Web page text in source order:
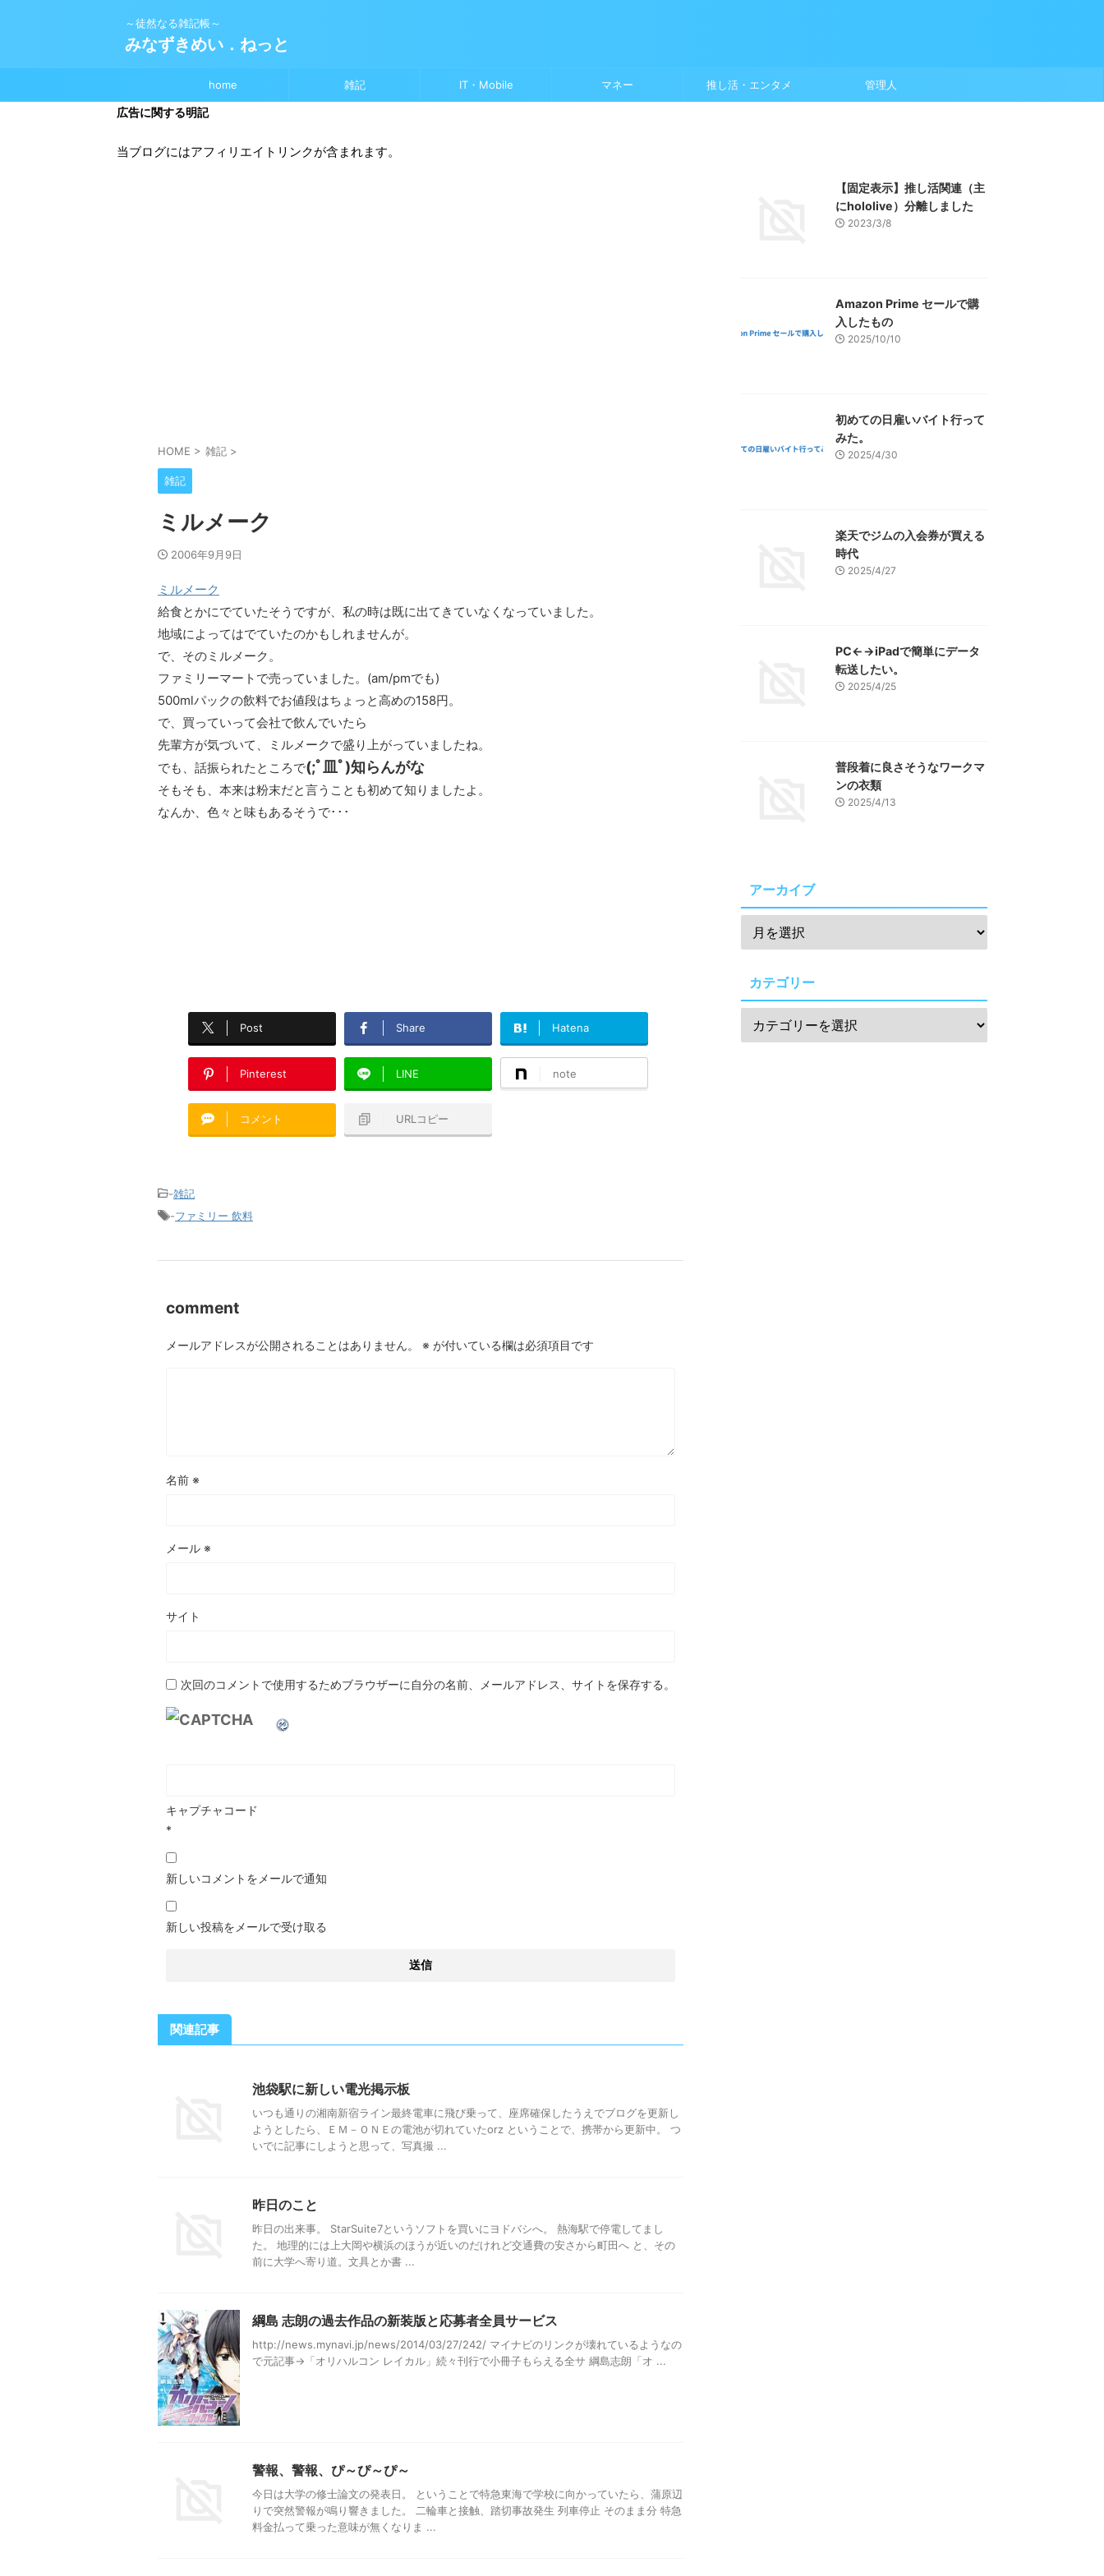
～徒然なる雑記帳～
みなずきめい．ねっと
home 雑記 IT・Mobile マネー 推し活・エンタメ 管理人
広告に関する明記
当ブログにはアフィリエイトリンクが含まれます。
HOME > 雑記 >
雑記
ミルメーク
2006年9月9日
ミルメーク
給食とかにでていたそうですが、私の時は既に出てきていなくなっていました。
地域によってはでていたのかもしれませんが。
で、そのミルメーク。
ファミリーマートで売っていました。(am/pmでも)
500mlパックの飲料でお値段はちょっと高めの158円。
で、買っていって会社で飲んでいたら
先輩方が気づいて、ミルメークで盛り上がっていましたね。
でも、話振られたところで(;ﾟ皿ﾟ)知らんがな
そもそも、本来は粉末だと言うことも初めて知りましたよ。
なんか、色々と味もあるそうで･･･
Post Share Hatena
Pinterest LINE note
コメント URLコピー
-雑記
-ファミリー 飲料
comment
メールアドレスが公開されることはありません。 ※ が付いている欄は必須項目です
名前 ※
メール ※
サイト
次回のコメントで使用するためブラウザーに自分の名前、メールアドレス、サイトを保存する。
キャプチャコード
*
新しいコメントをメールで通知
新しい投稿をメールで受け取る
関連記事
池袋駅に新しい電光掲示板
いつも通りの湘南新宿ライン最終電車に飛び乗って、座席確保したうえでブログを更新し
ようとしたら、ＥＭ－ＯＮＥの電池が切れていたorz ということで、携帯から更新中。 つ
いでに記事にしようと思って、写真撮 ...
昨日のこと
昨日の出来事。 StarSuite7というソフトを買いにヨドバシへ。 熱海駅で停電してまし
た。 地理的には上大岡や横浜のほうが近いのだけれど交通費の安さから町田へ と、その
前に大学へ寄り道。文具とか書 ...
綱島 志朗の過去作品の新装版と応募者全員サービス
http://news.mynavi.jp/news/2014/03/27/242/ マイナビのリンクが壊れているようなの
で元記事→「オリハルコン レイカル」続々刊行で小冊子もらえる全サ 綱島志朗「オ ...
警報、警報、ぴ～ぴ～ぴ～
今日は大学の修士論文の発表日。 ということで特急東海で学校に向かっていたら、蒲原辺
りで突然警報が鳴り響きました。 二輪車と接触、踏切事故発生 列車停止 そのまま分 特急
料金払って乗った意味が無くなりま ...
【固定表示】推し活関連（主
にhololive）分離しました
2023/3/8
Amazon Prime セールで購
入したもの
2025/10/10
初めての日雇いバイト行って
みた。
2025/4/30
楽天でジムの入会券が買える
時代
2025/4/27
PC←→iPadで簡単にデータ
転送したい。
2025/4/25
普段着に良さそうなワークマ
ンの衣類
2025/4/13
アーカイブ
カテゴリー